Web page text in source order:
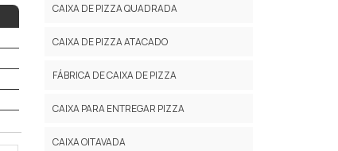
CAIXA DE PIZZA QUADRADA
CAIXA DE PIZZA ATACADO
FÁBRICA DE CAIXA DE PIZZA
CAIXA PARA ENTREGAR PIZZA
CAIXA OITAVADA